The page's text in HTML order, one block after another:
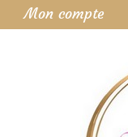
Mon compte